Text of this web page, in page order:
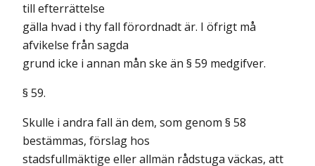
till efterrättelse
gälla hvad i thy fall förordnadt är. I öfrigt må
afvikelse från sagda
grund icke i annan mån ske än § 59 medgifver.
§ 59.
Skulle i andra fall än dem, som genom § 58
bestämmas, förslag hos
stadsfullmäktige eller allmän rådstuga väckas, att